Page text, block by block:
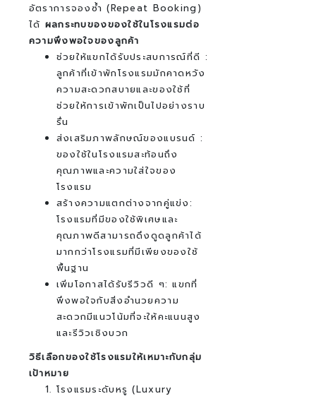
อัตราการจองซ้ำ (Repeat Booking)
ได้ ผลกระทบของของใช้ในโรงแรมต่อ
ความพึงพอใจของลูกค้า
ช่วยให้แขกได้รับประสบการณ์ที่ดี :
ลูกค้าที่เข้าพักโรงแรมมักคาดหวัง
ความสะดวกสบายและของใช้ที่
ช่วยให้การเข้าพักเป็นไปอย่างราบ
รื่น
ส่งเสริมภาพลักษณ์ของแบรนด์ :
ของใช้ในโรงแรมสะท้อนถึง
คุณภาพและความใส่ใจของ
โรงแรม
สร้างความแตกต่างจากคู่แข่ง:
โรงแรมที่มีของใช้พิเศษและ
คุณภาพดีสามารถดึงดูดลูกค้าได้
มากกว่าโรงแรมที่มีเพียงของใช้
พื้นฐาน
เพิ่มโอกาสได้รับรีวิวดี ๆ: แขกที่
พึงพอใจกับสิ่งอำนวยความ
สะดวกมีแนวโน้มที่จะให้คะแนนสูง
และรีวิวเชิงบวก
วิธีเลือกของใช้โรงแรมให้เหมาะกับกลุ่ม
เป้าหมาย
โรงแรมระดับหรู (Luxury